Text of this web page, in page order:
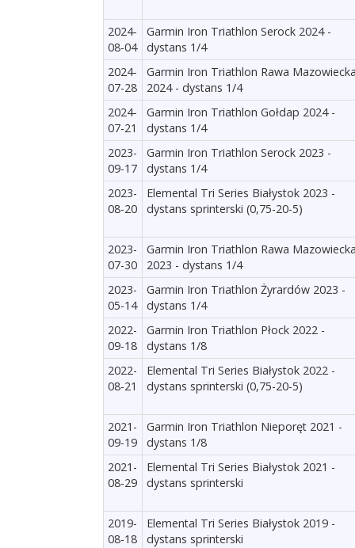
2024-
08-04
Garmin Iron Triathlon Serock 2024 -
dystans 1/4
2024-
07-28
Garmin Iron Triathlon Rawa
2024 - dystans 1/4
2024-
07-21
Garmin Iron Triathlon Gołdap 2024 -
dystans 1/4
2023-
09-17
Garmin Iron Triathlon Serock 2023 -
dystans 1/4
2023-
08-20
Elemental Tri Series Białystok 2023 -
dystans sprinterski (0,75-20-5)
2023-
07-30
Garmin Iron Triathlon Rawa
2023 - dystans 1/4
2023-
05-14
Garmin Iron Triathlon Żyrardów 2023 -
dystans 1/4
2022-
09-18
Garmin Iron Triathlon Płock 2022 -
dystans 1/8
2022-
08-21
Elemental Tri Series Białystok 2022 -
dystans sprinterski (0,75-20-5)
2021-
09-19
Garmin Iron Triathlon Nieporęt 2021 -
dystans 1/8
2021-
08-29
Elemental Tri Series Białystok 2021 -
dystans sprinterski
2019-
08-18
Elemental Tri Series Białystok 2019 -
dystans sprinterski